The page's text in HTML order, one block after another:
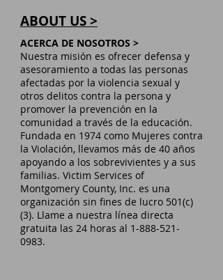
ABOUT US >
ACERCA DE NOSOTROS >
Nuestra misión es ofrecer defensa y
asesoramiento a todas las personas
afectadas por la violencia sexual y
otros delitos contra la persona y
promover la prevención en la
comunidad a través de la educación.
Fundada en 1974 como Mujeres contra
la Violación, llevamos más de 40 años
apoyando a los sobrevivientes y a sus
familias. Victim Services of
Montgomery County, Inc. es una
organización sin fines de lucro 501(c)
(3). Llame a nuestra línea directa
gratuita las 24 horas al 1-888-521-
0983.